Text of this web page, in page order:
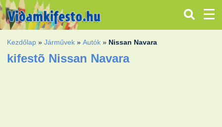
Kezdőlap »Járművek »Autók » Nissan Navara
kifestõ Nissan Navara